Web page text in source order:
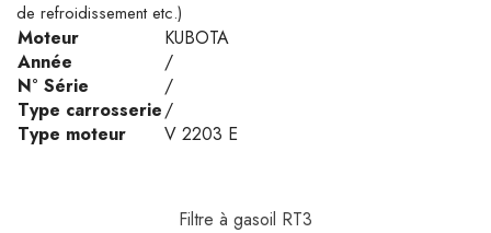
de refroidissement etc.)
Moteur
KUBOTA
Année
/
N° Série
/
Type carrosserie/
Type moteur
V 2203 E
Filtre à gasoil RT3